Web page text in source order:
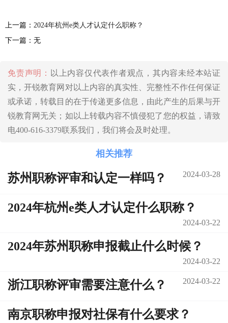
上一篇： 2024年杭州e类人才认定什么职称？
下一篇：无
免责声明：
以上内容仅代表作者观点，其内容未经本站证
实，开锐教育网对以上内容的真实性、完整性不作任何保证
或承诺，转载目的在于传递更多信息，由此产生的后果与开
锐教育网无关；如以上转载内容不慎侵犯了您的权益，请致
电400-616-3379联系我们，我们将会及时处理。
相关推荐
苏州职称评审和认定一样吗？ 2024-03-28
2024年杭州e类人才认定什么职称？
2024-03-22
2024年苏州职称申报截止什么时候？
2024-03-22
浙江职称评审需要注意什么？ 2024-03-22
南京职称申报对社保有什么要求？